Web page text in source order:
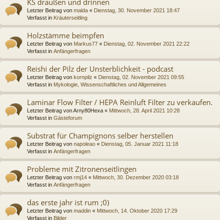
Letzter Beitrag von malda « Dienstag, 30. November 2021 18:47
Verfasst in Kräuterseitling
Holzstämme beimpfen
Letzter Beitrag von Markus77 « Dienstag, 02. November 2021 22:22
Verfasst in Anfängerfragen
Reishi der Pilz der Unsterblichkeit - podcast
Letzter Beitrag von kornpilz « Dienstag, 02. November 2021 09:55
Verfasst in Mykologie, Wissenschaftliches und Allgemeines
Laminar Flow Filter / HEPA Reinluft Filter zu verkaufen.
Letzter Beitrag vonArny80Hexa « Mittwoch, 28. April 2021 10:28
Verfasst in Gästeforum
Substrat für Champignons selber herstellen
Letzter Beitrag von napoleao « Dienstag, 05. Januar 2021 11:18
Verfasst in Anfängerfragen
Probleme mit Zitronenseitlingen
Letzter Beitrag von rmj14 « Mittwoch, 30. Dezember 2020 03:18
Verfasst in Anfängerfragen
das erste jahr ist rum ;0)
Letzter Beitrag von maddin « Mittwoch, 14. Oktober 2020 17:29
Verfasst in Bilder